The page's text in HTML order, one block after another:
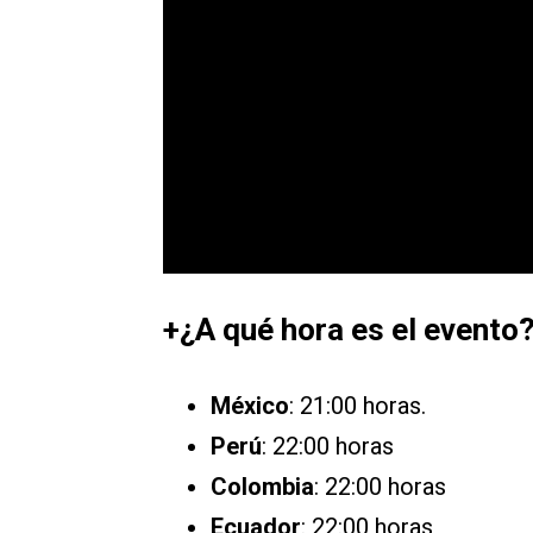
+¿A qué hora es el
México: 21:00 horas.
Perú: 22:00 horas
Colombia: 22:00 horas